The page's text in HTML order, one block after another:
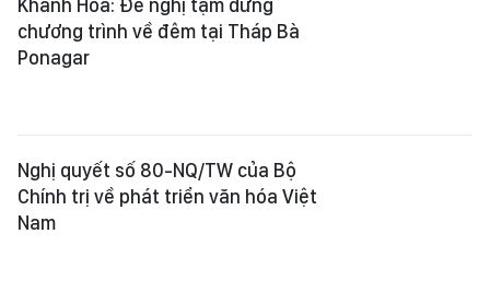
Khánh Hòa: Đề nghị tạm dừng
chương trình về đêm tại Tháp Bà
Ponagar
Nghị quyết số 80-NQ/TW của Bộ
Chính trị về phát triển văn hóa Việt
Nam